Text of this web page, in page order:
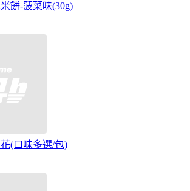
餅-菠菜味(30g)
(口味多選/包)